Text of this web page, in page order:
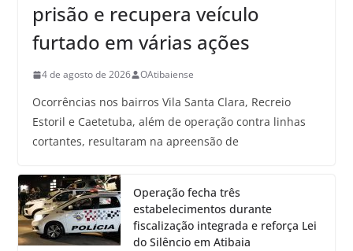
prisão e recupera veículo
furtado em várias ações
4 de agosto de 2026 OAtibaiense
Ocorrências nos bairros Vila Santa Clara, Recreio
Estoril e Caetetuba, além de operação contra linhas
cortantes, resultaram na apreensão de
Operação fecha três
estabelecimentos durante
fiscalização integrada e reforça Lei
do Silêncio em Atibaia